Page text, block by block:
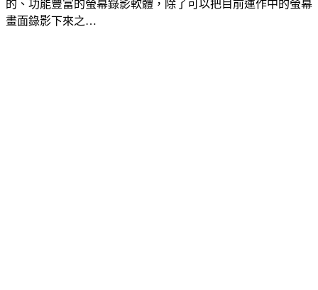
的、功能豐富的螢幕錄影軟體，除了可以把目前運作中的螢幕
畫面錄影下來之…